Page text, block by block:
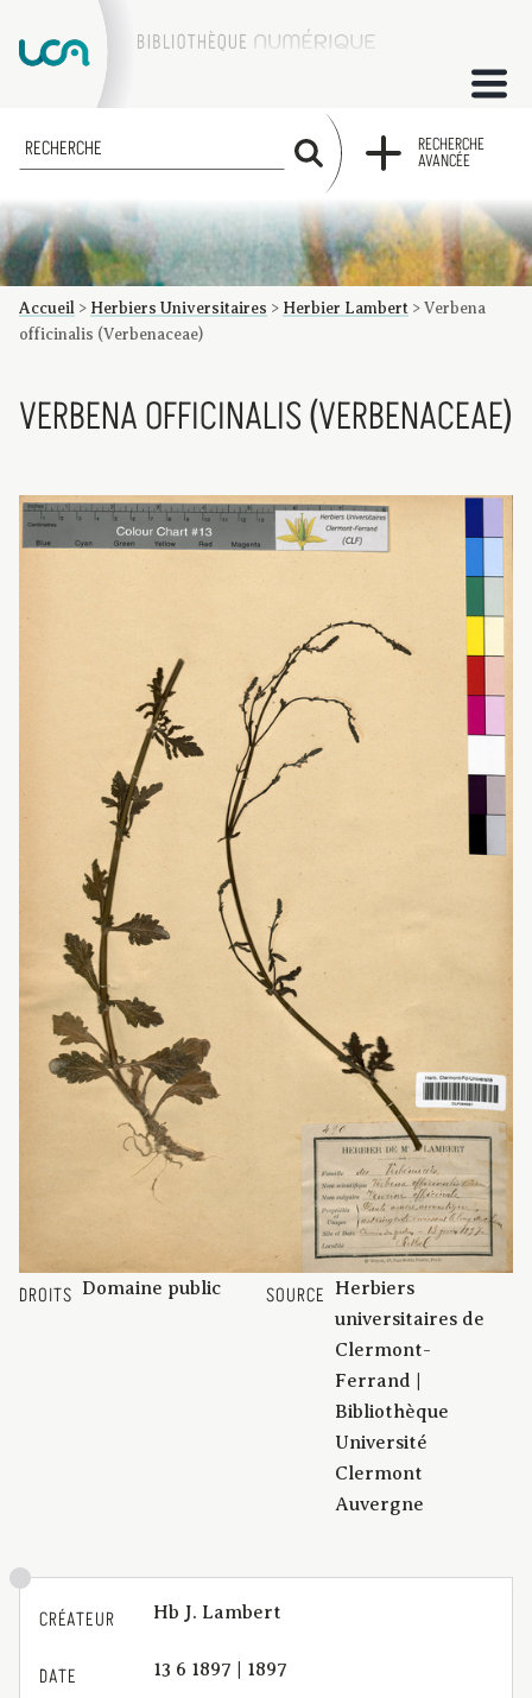
ACCUEIL
COLLECTIONS
FACTUMS
Les factums à la BU
Présentation du corpus de factums de la collection Marie
Bibliographie
Glossaire
Index de recherche
RECHERCHE
RECHERCHE
AVANCÉE
Accueil > Herbiers Universitaires > Herbier Lambert > Verbena
officinalis (Verbenaceae)
VERBENA OFFICINALIS (VERBENACEAE)
DROITS Domaine public SOURCE
Herbiers
universitaires de
Clermont-
Ferrand |
Bibliothèque
Université
Clermont
Auvergne
CRÉATEUR Hb J. Lambert
DATE 13 6 1897 | 1897